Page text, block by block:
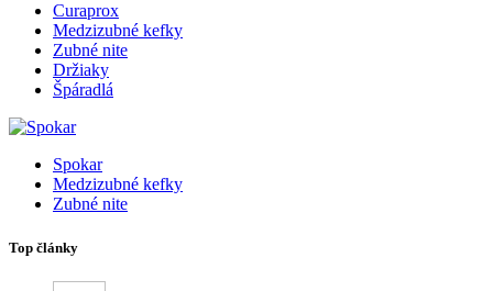
Curaprox
Medzizubné kefky
Zubné nite
Držiaky
Špáradlá
Spokar
Medzizubné kefky
Zubné nite
Top články